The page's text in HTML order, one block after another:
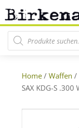
Products search
Home/ Waffen /
SAX KDG-S .300